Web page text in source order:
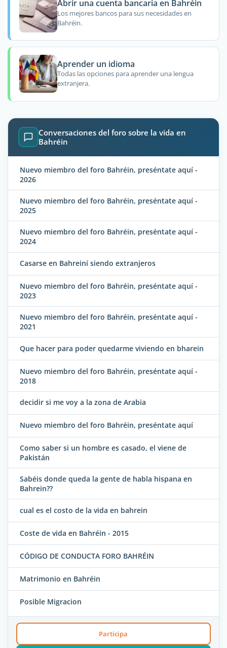
Abrir una cuenta bancaria en Bahréin
Los mejores bancos para sus necesidades en
Bahréin.
Aprender un idioma
Todas las opciones para aprender una lengua
extranjera.
Conversaciones del foro sobre la vida en
Bahréin
Nuevo miembro del foro Bahréin, preséntate aquí -
2026
Nuevo miembro del foro Bahréin, preséntate aquí -
2025
Nuevo miembro del foro Bahréin, preséntate aquí -
2024
Casarse en Bahreiní siendo extranjeros
Nuevo miembro del foro Bahréin, preséntate aquí -
2023
Nuevo miembro del foro Bahréin, preséntate aquí -
2021
Que hacer para poder quedarme viviendo en bharein
Nuevo miembro del foro Bahréin, preséntate aquí -
2018
decidir si me voy a la zona de Arabia
Nuevo miembro del foro Bahréin, preséntate aquí
Como saber si un hombre es casado, el viene de
Pakistán
Sabéis donde queda la gente de habla hispana en
Bahrein??
cual es el costo de la vida en bahrein
Coste de vida en Bahréin - 2015
CÓDIGO DE CONDUCTA FORO BAHRÉIN
Matrimonio en Bahréin
Posible Migracion
Participa